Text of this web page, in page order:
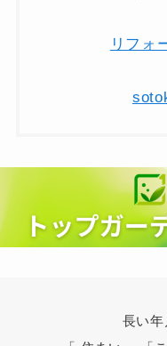
リフォ
長い